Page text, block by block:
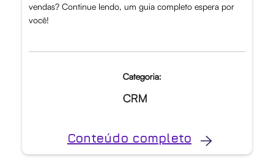
vendas? Continue lendo, um guia completo espera por
você!
Categoria:
CRM
Conteúdo completo